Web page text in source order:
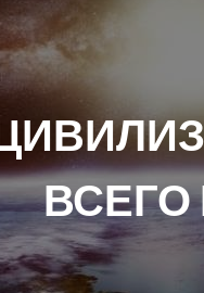
ВСЕГО